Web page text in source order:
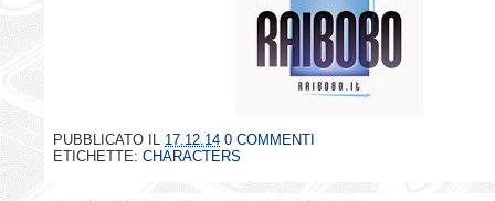
PUBBLICATO IL 17.12.14 0 COMMENTI
ETICHETTE: CHARACTERS